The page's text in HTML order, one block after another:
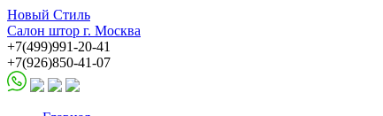
Новый Стиль
Салон штор г. Москва
+7(499)991-20-41
+7(926)850-41-07